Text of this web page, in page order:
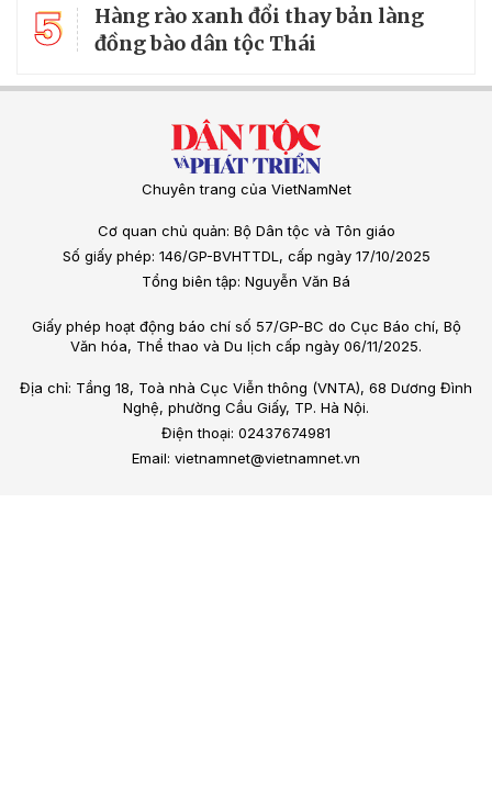
5
Hàng rào xanh đổi thay bản làng
đồng bào dân tộc Thái
Chuyên trang của VietNamNet
Cơ quan chủ quản: Bộ Dân tộc và Tôn giáo
Số giấy phép: 146/GP-BVHTTDL, cấp ngày 17/10/2025
Tổng biên tập: Nguyễn Văn Bá
Giấy phép hoạt động báo chí số 57/GP-BC do Cục Báo chí, Bộ
Văn hóa, Thể thao và Du lịch cấp ngày 06/11/2025.
Địa chỉ: Tầng 18, Toà nhà Cục Viễn thông (VNTA), 68 Dương Đình
Nghệ, phường Cầu Giấy, TP. Hà Nội.
Điện thoại: 02437674981
Email: vietnamnet@vietnamnet.vn